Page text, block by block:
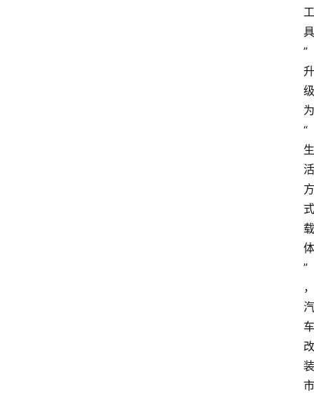
工
具
”
升
级
为
“
生
活
方
式
载
体
”
，
汽
车
改
装
市